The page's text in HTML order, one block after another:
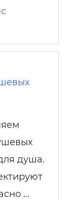
душа.
…